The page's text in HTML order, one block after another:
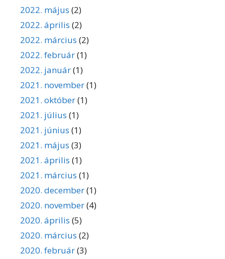
2022. május (2)
2022. április (2)
2022. március (2)
2022. február(1)
2022. január(1)
2021. november(1)
2021. október(1)
2021. július (1)
2021. június (1)
2021. május (3)
2021. április (1)
2021. március (1)
2020. december(1)
2020. november(4)
2020. április (5)
2020. március (2)
2020. február(3)